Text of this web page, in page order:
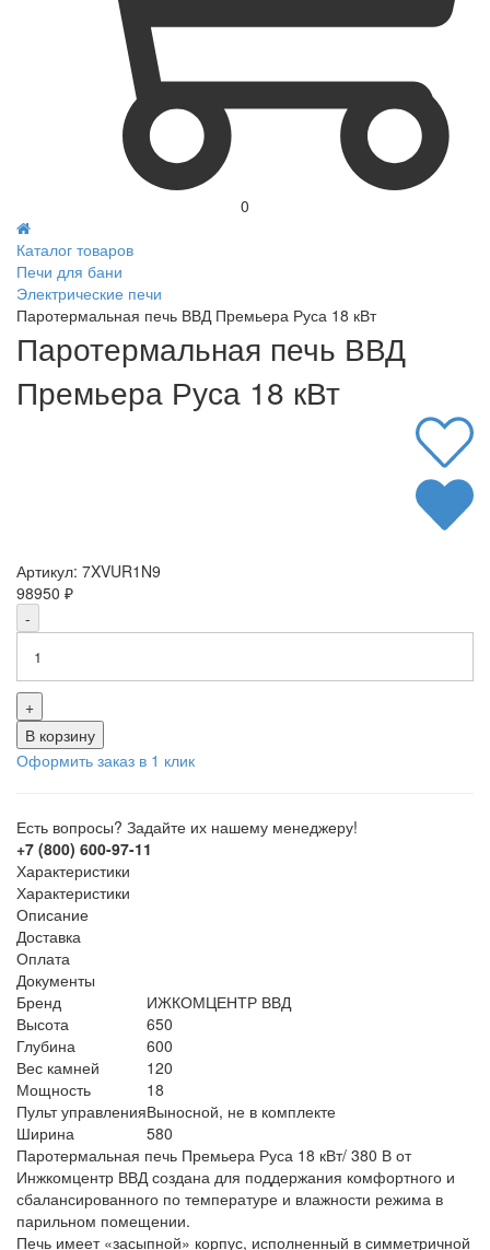
0
Каталог товаров
Печи для бани
Электрические печи
Паротермальная печь ВВД Премьера Руса 18 кВт
Паротермальная печь ВВД
Премьера Руса 18 кВт
Артикул: 7XVUR1N9
98950 ₽
-
+
В корзину
Оформить заказ в 1 клик
Есть вопросы? Задайте их нашему менеджеру!
+7 (800) 600-97-11
Характеристики
Характеристики
Описание
Доставка
Оплата
Документы
Бренд
ИЖКОМЦЕНТР ВВД
Высота
650
Глубина
600
Вес камней
120
Мощность
18
Пульт управленияВыносной, не в комплекте
Ширина
580
Паротермальная печь Премьера Руса 18 кВт/ 380 В от
Инжкомцентр ВВД создана для поддержания комфортного и
сбалансированного по температуре и влажности режима в
парильном помещении.
Печь имеет «засыпной» корпус, исполненный в симметричной